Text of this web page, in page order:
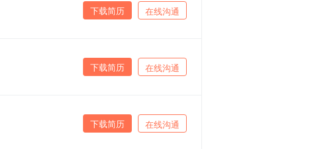
在线沟通
下载简历
在线沟通
下载简历
在线沟通
下载简历